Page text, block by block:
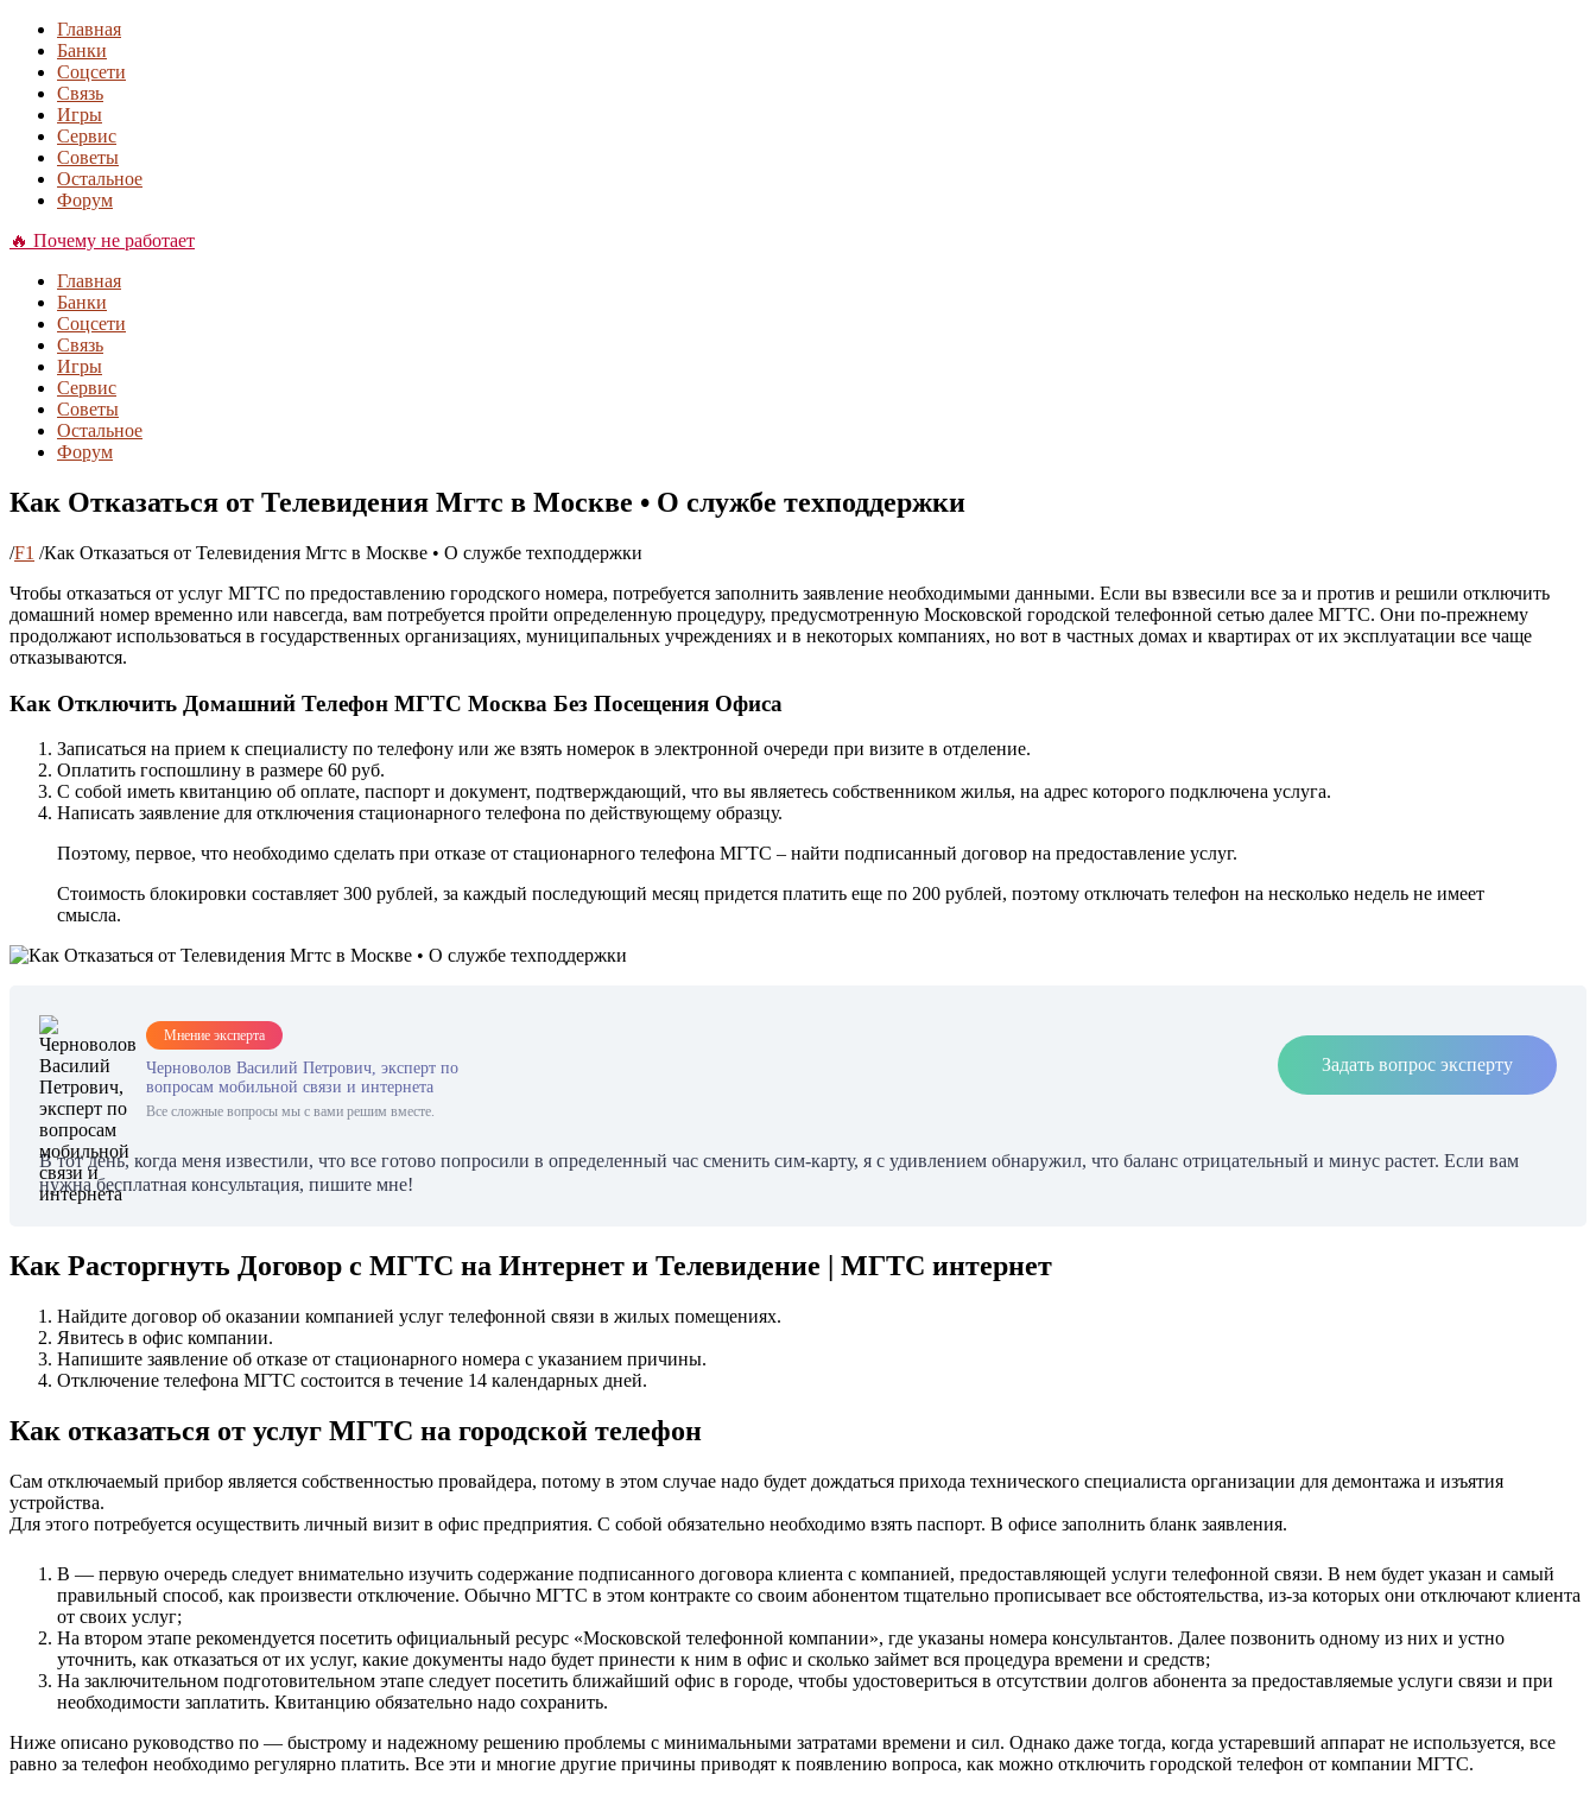
Главная
Банки
Соцсети
Связь
Игры
Сервис
Советы
Остальное
Форум
🔥 Почему не работает
Главная
Банки
Соцсети
Связь
Игры
Сервис
Советы
Остальное
Форум
Как Отказаться от Телевидения Мгтс в Москве • О службе техподдержки
/F1 /Как Отказаться от Телевидения Мгтс в Москве • О службе техподдержки
Чтобы отказаться от услуг МГТС по предоставлению городского номера, потребуется заполнить заявление необходимыми данными. Если вы взвесили все за и против и решили отключить
домашний номер временно или навсегда, вам потребуется пройти определенную процедуру, предусмотренную Московской городской телефонной сетью далее МГТС. Они по-прежнему
продолжают использоваться в государственных организациях, муниципальных учреждениях и в некоторых компаниях, но вот в частных домах и квартирах от их эксплуатации все чаще
отказываются.
Как Отключить Домашний Телефон МГТС Москва Без Посещения Офиса
Записаться на прием к специалисту по телефону или же взять номерок в электронной очереди при визите в отделение.
Оплатить госпошлину в размере 60 руб.
С собой иметь квитанцию об оплате, паспорт и документ, подтверждающий, что вы являетесь собственником жилья, на адрес которого подключена услуга.
Написать заявление для отключения стационарного телефона по действующему образцу.
Поэтому, первое, что необходимо сделать при отказе от стационарного телефона МГТС – найти подписанный договор на предоставление услуг.
Стоимость блокировки составляет 300 рублей, за каждый последующий месяц придется платить еще по 200 рублей, поэтому отключать телефон на несколько недель не имеет
смысла.
Мнение эксперта
Черноволов Василий Петрович, эксперт по
вопросам мобильной связи и интернета
Все сложные вопросы мы с вами решим вместе.
Задать вопрос эксперту
В тот день, когда меня известили, что все готово попросили в определенный час сменить сим-карту, я с удивлением обнаружил, что баланс отрицательный и минус растет. Если вам
нужна бесплатная консультация, пишите мне!
Как Расторгнуть Договор с МГТС на Интернет и Телевидение | МГТС интернет
Найдите договор об оказании компанией услуг телефонной связи в жилых помещениях.
Явитесь в офис компании.
Напишите заявление об отказе от стационарного номера с указанием причины.
Отключение телефона МГТС состоится в течение 14 календарных дней.
Как отказаться от услуг МГТС на городской телефон
Сам отключаемый прибор является собственностью провайдера, потому в этом случае надо будет дождаться прихода технического специалиста организации для демонтажа и изъятия
устройства.
Для этого потребуется осуществить личный визит в офис предприятия. С собой обязательно необходимо взять паспорт. В офисе заполнить бланк заявления.
В — первую очередь следует внимательно изучить содержание подписанного договора клиента с компанией, предоставляющей услуги телефонной связи. В нем будет указан и самый
правильный способ, как произвести отключение. Обычно МГТС в этом контракте со своим абонентом тщательно прописывает все обстоятельства, из-за которых они отключают клиента
от своих услуг;
На втором этапе рекомендуется посетить официальный ресурс «Московской телефонной компании», где указаны номера консультантов. Далее позвонить одному из них и устно
уточнить, как отказаться от их услуг, какие документы надо будет принести к ним в офис и сколько займет вся процедура времени и средств;
На заключительном подготовительном этапе следует посетить ближайший офис в городе, чтобы удостовериться в отсутствии долгов абонента за предоставляемые услуги связи и при
необходимости заплатить. Квитанцию обязательно надо сохранить.
Ниже описано руководство по — быстрому и надежному решению проблемы с минимальными затратами времени и сил. Однако даже тогда, когда устаревший аппарат не используется, все
равно за телефон необходимо регулярно платить. Все эти и многие другие причины приводят к появлению вопроса, как можно отключить городской телефон от компании МГТС.